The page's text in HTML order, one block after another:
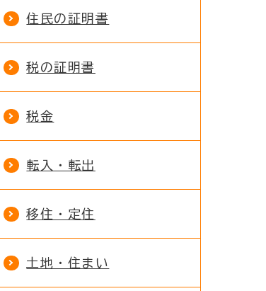
住民の証明書
税の証明書
税金
転入・転出
移住・定住
土地・住まい